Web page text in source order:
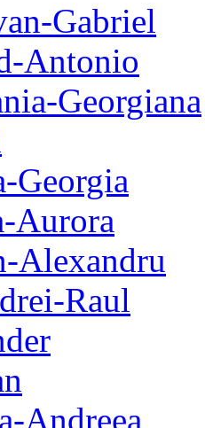
Gabriel
Antonio
Georgiana
Georgia
Aurora
Alexandru
Raul
Andreea